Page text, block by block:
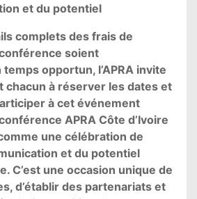
et du potentiel
complets des frais de
soient
opportun, l’APRA invite
chacun à réserver les dates et
à cet événement
APRA Côte d’Ivoire
une célébration de
et du potentiel
C’est une occasion unique de
d’établir des partenariats et